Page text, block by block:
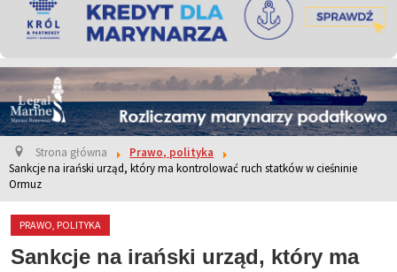
Strona główna
Prawo, polityka
Sankcje na irański urząd, który ma kontrolować ruch statków w cieśninie
Ormuz
PRAWO, POLITYKA
Sankcje na irański urząd, który ma